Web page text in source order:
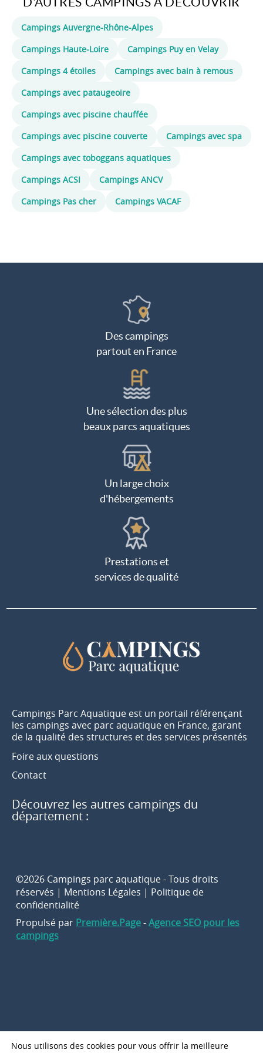
Campings Auvergne-Rhône-Alpes
Campings Haute-Loire
Campings Puy en Velay
Campings 4 étoiles
Campings avec bain à remous
Campings avec pataugeoire
Campings avec piscine chauffée
Campings avec piscine couverte
Campings avec spa
Campings avec toboggans aquatiques
Campings ACSI
Campings ANCV
Campings Pas cher
Campings VACAF
composer des vacances à son rythme.
Des campings
partout en France
Une sélection des plus
beaux parcs aquatiques
Un large choix
d'hébergements
Prestations et
services de qualité
Campings Parc Aquatique est un portail référençant
les campings avec parc aquatique en France, garant
de la qualité des structures et des services présentés
Foire aux questions
Contact
Découvrez les autres campings du
département :
©2026 Campings parc aquatique - Tous droits
réservés | Mentions Légales | Politique de
confidentialité
Propulsé par Première.Page-Agence SEO pour les
campings
Nous utilisons des cookies pour vous offrir la meilleure